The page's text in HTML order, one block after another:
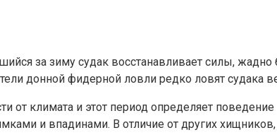
за зиму судак восстанавливает силы,
донной фидерной ловли редко ловят судака
от климата и этот период определяет
и впадинами. В отличие от других хищников,